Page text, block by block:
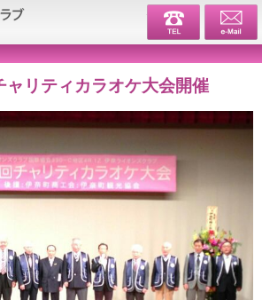
伊奈ライ
ャリティカラオケ大会開催